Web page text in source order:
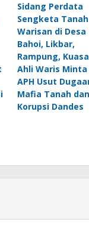
Sidang Perdata
Sengketa Tanah
Warisan di Desa
Bahoi, Likbar,
Rampung, Kuasa
Ahli Waris Minta
APH Usut
Mafia Tanah dan
Korupsi Dandes